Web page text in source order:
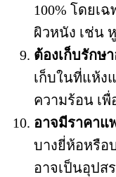
100% โดยเ
ผิวหนัง เช่น
ต้องเก็บรักษ
เก็บในที่แห้ง
ความร้อน เ
อาจมีราคาแ
บางยี่ห้อหรือ
อาจเป็นอุปส